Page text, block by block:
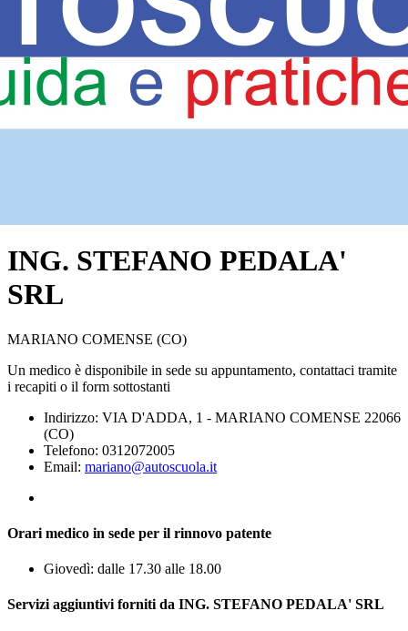
ING. STEFANO PEDALA'
SRL
MARIANO COMENSE (CO)
Un medico è disponibile in sede su appuntamento, contattaci tramite
i recapiti o il form sottostanti
Indirizzo: VIA D'ADDA, 1 - MARIANO COMENSE 22066
(CO)
Telefono: 0312072005
Email: mariano@autoscuola.it
Orari medico in sede per il rinnovo patente
Giovedì: dalle 17.30 alle 18.00
Servizi aggiuntivi forniti da ING. STEFANO PEDALA' SRL